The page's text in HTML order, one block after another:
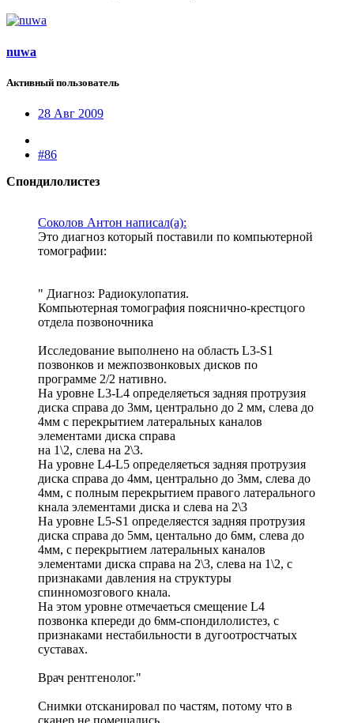
nuwa
Активный пользователь
28 Авг 2009
#86
Спондилолистез
Соколов Антон написал(а):
Это диагноз который поставили по компьютерной
томографии:
" Диагноз: Радиокулопатия.
Компьютерная томография пояснично-крестцого
отдела позвоночника
Исследование выполнено на область L3-S1
позвонков и межпозвонковых дисков по
программе 2/2 нативно.
На уровне L3-L4 определяеться задняя протрузия
диска справа до 3мм, центрально до 2 мм, слева до
4мм с перекрытием латеральных каналов
элементами диска справа
на 1\2, слева на 2\3.
На уровне L4-L5 определяеться задняя протрузия
диска справа до 4мм, центрально до 3мм, слева до
4мм, с полным перекрытием правого латерального
кнала элементами диска и слева на 2\3
На уровне L5-S1 определяестся задняя протрузия
диска справа до 5мм, центально до 6мм, слева до
4мм, с перекрытием латеральных каналов
элементами диска справа на 2\3, слева на 1\2, с
признаками давления на структуры
спинномозгового кнала.
На этом уровне отмечаеться смещение L4
позвонка кпереди до 6мм-спондилолистез, с
признаками нестабильности в дугоотростчатых
суставах.
Врач рентгенолог."
Снимки отсканировал по частям, потому что в
сканер не помещались.